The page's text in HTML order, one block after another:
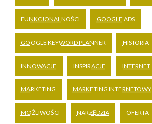
FUNKCJONALNOŚCI GOOGLE ADS
GOOGLE KEYWORD PLANNER HISTORIA
INNOWACJE INSPIRACJE INTERNET
MARKETING MARKETING INTERNETOWY
MOŻLIWOŚCI NARZĘDZIA OFERTA